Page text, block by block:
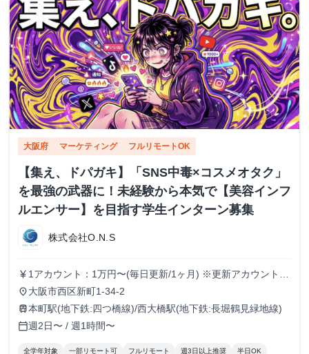
大阪府 マーケティング フルリモートOK
【集え、ドパガキ】「SNS中毒×コスメオタク」
を最強の武器に！未経験から本気で【美容インフ
ルエンサー】を目指す学生インターン募集
株式会社O.N.S
currency_yen 1アカウント：1万円〜(毎日更新/1ヶ月) ※更新アカウントが
増える毎に報酬もUP(複数運用可) ※インセンティブ有り
place 大阪市西区新町1-34-2
train本町駅(地下鉄:四つ橋線)/西大橋駅(地下鉄:長堀鶴見緑地線)
calendar_today週2日〜 / 週1時間〜
全学年対象 一部リモート可 フルリモート 週3日以上推奨 半日OK